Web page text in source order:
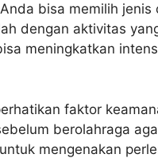
bisa memilih jenis
dengan aktivitas
meningkatkan
faktor
berolahraga
mengenakan